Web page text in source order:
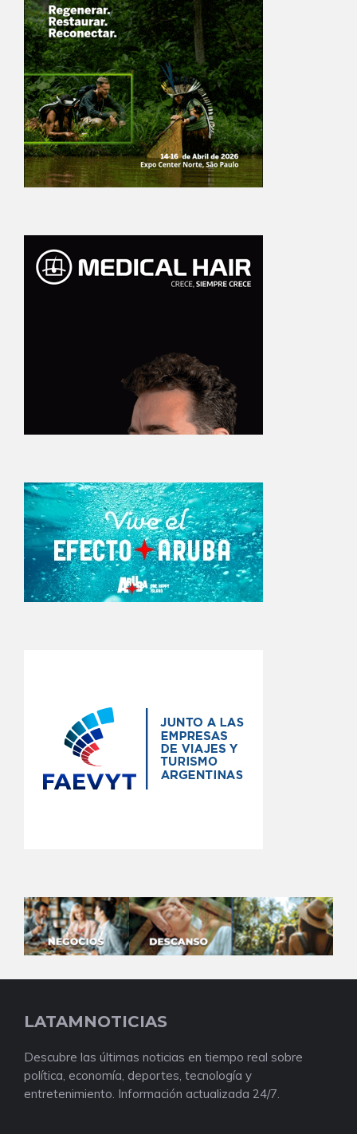
LATAMNOTICIAS
Descubre las últimas noticias en tiempo real sobre
política, economía, deportes, tecnología y
entretenimiento. Información actualizada 24/7.